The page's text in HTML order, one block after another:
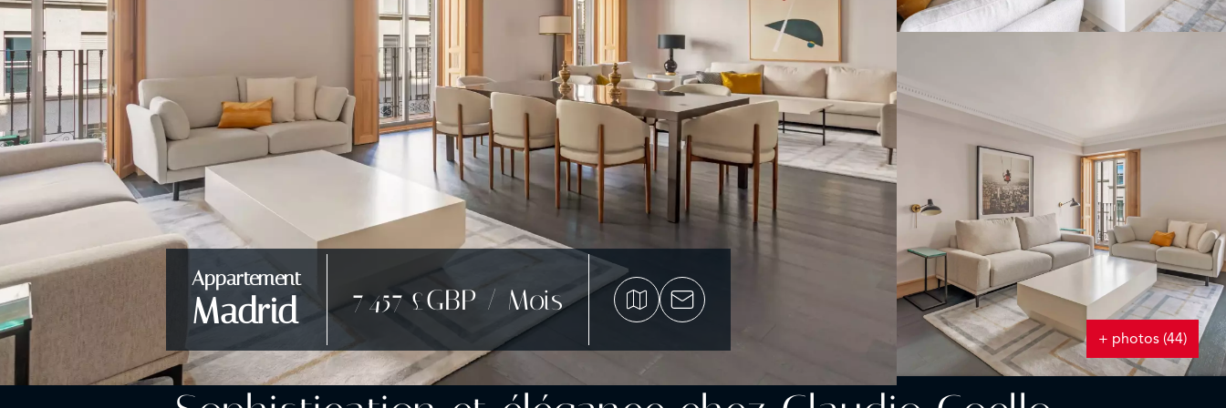
Appartement
Madrid 7 457 £GBP / Mois
+ photos (44)